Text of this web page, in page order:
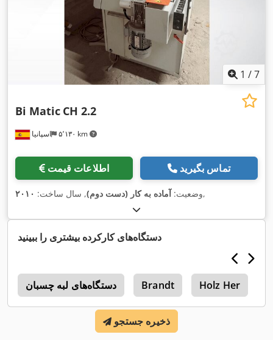
1 /7
اسپانیا ۵٬۱۳۰ km
Bi Matic CH 2.2
اطلاعات قیمت تماس بگیرید
وضعیت: آماده به کار (دست دوم), سال ساخت: ۲۰۱۰ ,
دستگاه‌های کارکرده بیشتری را ببینید
دستگاه‌های لبه چسبان Brandt Holz Her
ذخیره جستجو